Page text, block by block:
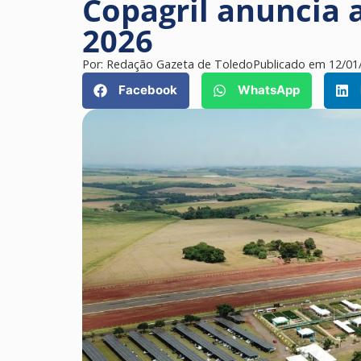
Copagril anuncia
2026
Por: Redação Gazeta de ToledoPublicado em 12/
Facebook
WhatsApp